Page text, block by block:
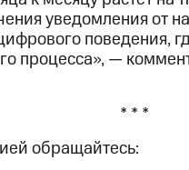
уведомления от
поведения,
процесса», —
* * *
обращайтесь: